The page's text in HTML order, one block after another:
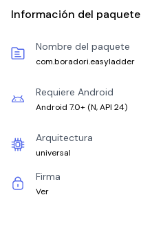
Información del paquete
Nombre del paquete
com.boradori.easyladder
Requiere Android
Android 7.0+ (N, API 24)
Arquitectura
universal
Firma
Ver